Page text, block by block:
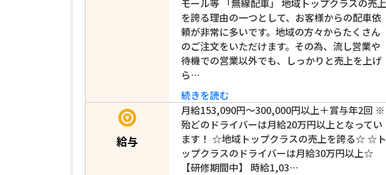
を誇る理由の一つとして、お客様からの配車依
頼が非常に多いです。地域の方々からたくさん
のご注文をいただけます。その為、流し営業や
待機での営業以外でも、しっかりと売上を上げ
ら…
続きを読む
給与
月給153,090円～300,000円以上＋賞与年2回 ※
殆どのドライバーは月給20万円以上となってい
ます！ ☆地域トップクラスの売上を誇る☆ ☆ト
ップクラスのドライバーは月給30万円以上☆
【研修期間中】 時給1,03…